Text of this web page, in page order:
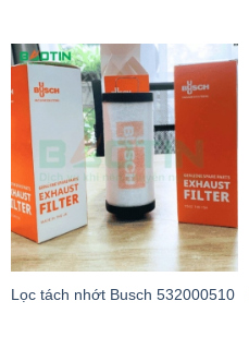
Lọc tách nhớt Busch 532000510